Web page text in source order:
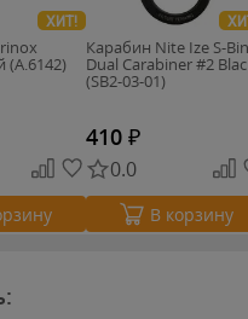
ХИТ!
Карабин Nite Ize S-
Dual Carabiner #2
(SB2-03-01)
410 ₽
0.0
В корзину